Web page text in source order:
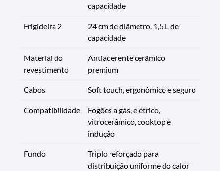
capacidade
Frigideira 2
24 cm de diâmetro, 1,5 L de
capacidade
Material do
revestimento
Antiaderente cerâmico
premium
Cabos Soft touch, ergonômico e seguro
Compatibilidade
Fogões a gás, elétrico,
vitrocerâmico, cooktop e
indução
Fundo
Triplo reforçado para
distribuição uniforme do calor